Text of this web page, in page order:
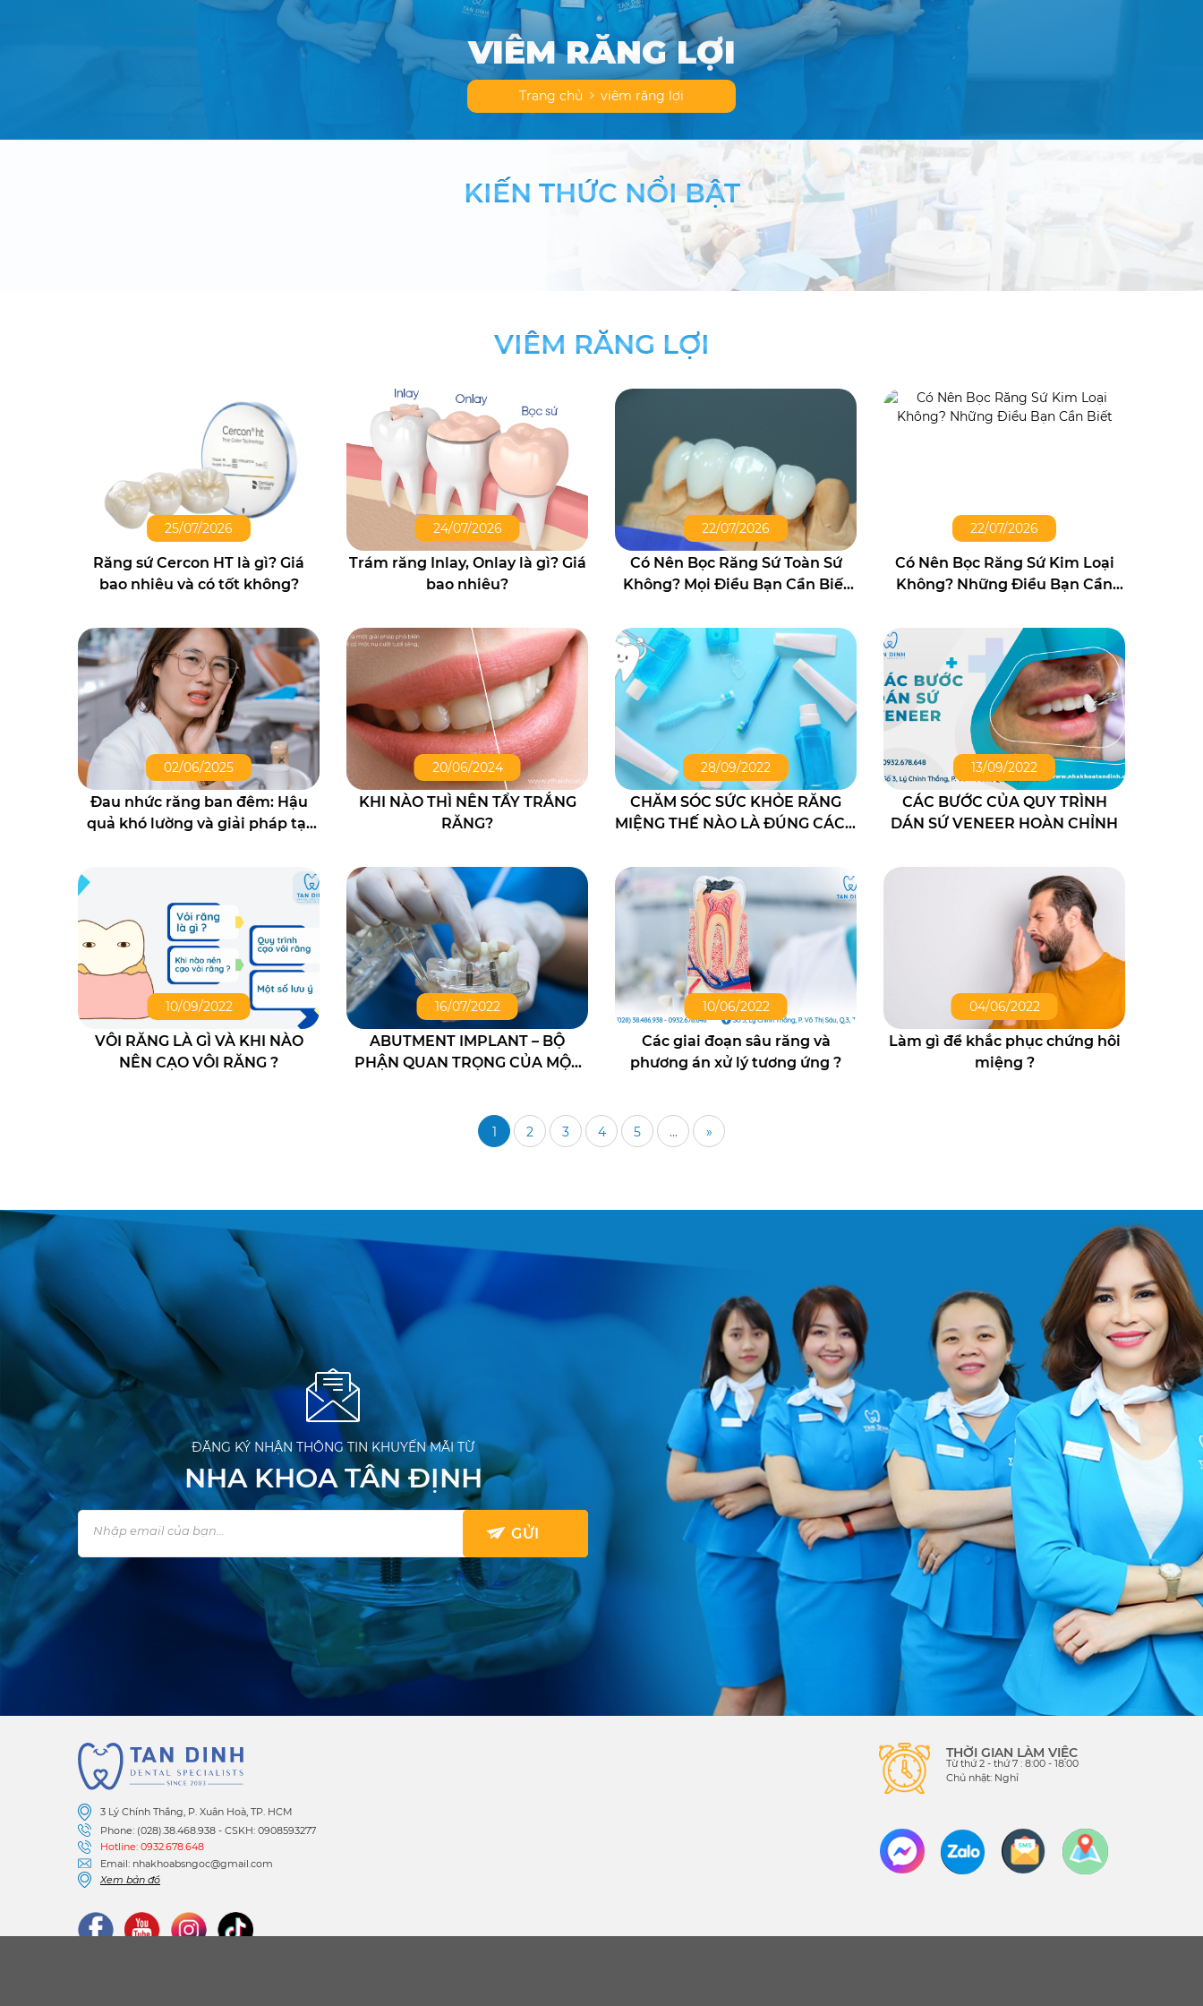
VIÊM RĂNG LỢI
Trang chủ viêm răng lợi
KIẾN THỨC NỔI BẬT
VIÊM RĂNG LỢI
25/07/2026
Răng sứ Cercon HT là gì? Giá
bao nhiêu và có tốt không?
24/07/2026
Trám răng Inlay, Onlay là gì? Giá
bao nhiêu?
22/07/2026
Có Nên Bọc Răng Sứ Toàn Sứ
Không? Mọi Điều Bạn Cần Biết
22/07/2026
Có Nên Bọc Răng Sứ Kim Loại
Không? Những Điều Bạn Cần
02/06/2025
Đau nhức răng ban đêm: Hậu
quả khó lường và giải pháp tại
20/06/2024
KHI NÀO THÌ NÊN TẨY TRẮNG
RĂNG?
28/09/2022
CHĂM SÓC SỨC KHỎE RĂNG
MIỆNG THẾ NÀO LÀ ĐÚNG CÁCH
13/09/2022
CÁC BƯỚC CỦA QUY TRÌNH
DÁN SỨ VENEER HOÀN CHỈNH
10/09/2022
VÔI RĂNG LÀ GÌ VÀ KHI NÀO
NÊN CẠO VÔI RĂNG ?
16/07/2022
ABUTMENT IMPLANT – BỘ
PHẬN QUAN TRỌNG CỦA MỘT
10/06/2022
Các giai đoạn sâu răng và
phương án xử lý tương ứng ?
04/06/2022
Làm gì để khắc phục chứng hôi
miệng ?
1 2 3 4 5 ... »
ĐĂNG KÝ NHẬN THÔNG TIN KHUYẾN MÃI TỪ
NHA KHOA TÂN ĐỊNH
3 Lý Chính Thắng, P. Xuân Hoà, TP. HCM
Phone: (028).38.468.938 - CSKH: 0908593277
Hotline: 0932.678.648
Email: nhakhoabsngoc@gmail.com
Xem bản đồ
THỜI GIAN LÀM VIỆC
Từ thứ 2 - thứ 7 : 8:00 - 18:00
Chủ nhật: Nghỉ